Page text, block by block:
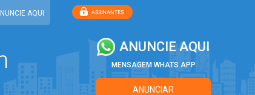
AQUI
ANUNCIE AQUI
MENSAGEM WHATS APP
ANUNCIAR